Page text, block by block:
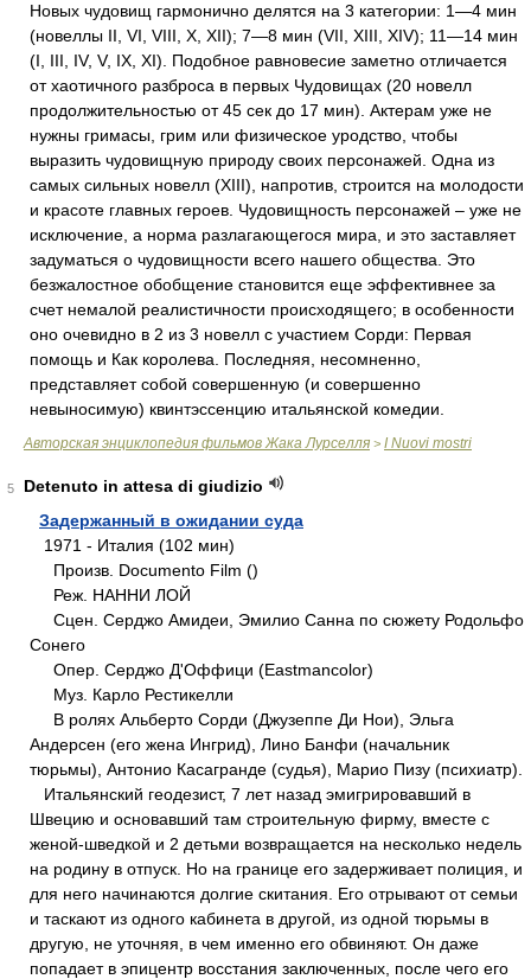
Новых чудовищ гармонично делятся на 3 категории: 1―4 мин
(новеллы II, VI, VIII, X, XII); 7―8 мин (VII, XIII, XIV); 11―14 мин
(I, III, IV, V, IX, XI). Подобное равновесие заметно отличается
от хаотичного разброса в первых Чудовищах (20 новелл
продолжительностью от 45 сек до 17 мин). Актерам уже не
нужны гримасы, грим или физическое уродство, чтобы
выразить чудовищную природу своих персонажей. Одна из
самых сильных новелл (XIII), напротив, строится на молодости
и красоте главных героев. Чудовищность персонажей – уже не
исключение, а норма разлагающегося мира, и это заставляет
задуматься о чудовищности всего нашего общества. Это
безжалостное обобщение становится еще эффективнее за
счет немалой реалистичности происходящего; в особенности
оно очевидно в 2 из 3 новелл с участием Сорди: Первая
помощь и Как королева. Последняя, несомненно,
представляет собой совершенную (и совершенно
невыносимую) квинтэссенцию итальянской комедии.
Авторская энциклопедия фильмов Жака Лурселля > I Nuovi mostri
5
Detenuto in attesa di giudizio
Задержанный в ожидании суда
1971 - Италия (102 мин)
Произв. Documentо Film ()
Реж. НАННИ ЛОЙ
Сцен. Серджо Амидеи, Эмилио Санна по сюжету Родольфо
Сонего
Опер. Серджо Д'Оффици (Eastmancolor)
Муз. Карло Рестикелли
В ролях Альберто Сорди (Джузеппе Ди Нои), Эльга
Андерсен (его жена Ингрид), Лино Банфи (начальник
тюрьмы), Антонио Касагранде (судья), Марио Пизу (психиатр).
Итальянский геодезист, 7 лет назад эмигрировавший в
Швецию и основавший там строительную фирму, вместе с
женой-шведкой и 2 детьми возвращается на несколько недель
на родину в отпуск. Но на границе его задерживает полиция, и
для него начинаются долгие скитания. Его отрывают от семьи
и таскают из одного кабинета в другой, из одной тюрьмы в
другую, не уточняя, в чем именно его обвиняют. Он даже
попадает в эпицентр восстания заключенных, после чего его